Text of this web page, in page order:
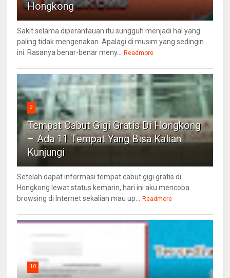
Hongkong
Sakit selama diperantauan itu sungguh menjadi hal yang
paling tidak mengenakan. Apalagi di musim yang sedingin
ini. Rasanya benar-benar meny... Readmore
9
Tempat Cabut Gigi Gratis Di Hongkong
– Ada 11 Tempat Yang Bisa Kalian
Kunjungi
Setelah dapat informasi tempat cabut gigi gratis di
Hongkong lewat status kemarin, hari ini aku mencoba
browsing di Internet sekalian mau up... Readmore
10